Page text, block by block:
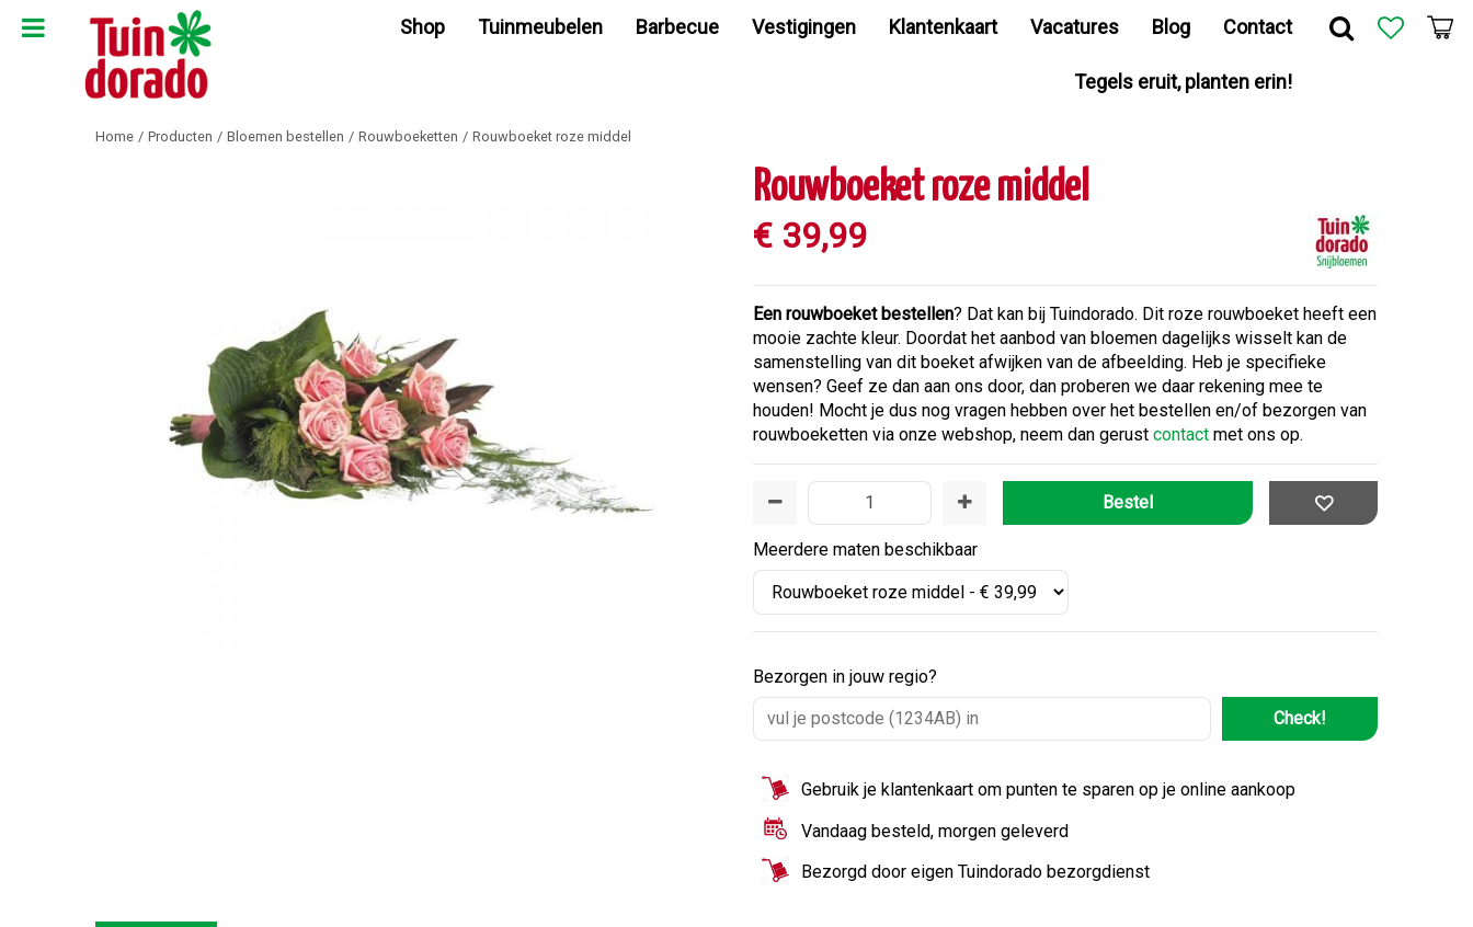
naar
Home Producten Bloemen bestellen Rouwboeketten Rouwboeket roze middel
Shop Tuinmeubelen Barbecue Vestigingen Klantenkaart Vacatures Blog Contact
Tegels eruit, planten erin!
Rouwboeket roze middel
€ 39,99
Een rouwboeket bestellen? Dat kan bij Tuindorado. Dit roze rouwboeket heeft een
mooie zachte kleur. Doordat het aanbod van bloemen dagelijks wisselt kan de
samenstelling van dit boeket afwijken van de afbeelding. Heb je specifieke
wensen? Geef ze dan aan ons door, dan proberen we daar rekening mee te
houden! Mocht je dus nog vragen hebben over het bestellen en/of bezorgen van
rouwboeketten via onze webshop, neem dan gerust contact met ons op.
Meerdere maten beschikbaar
Bezorgen in jouw regio?
Check!
Gebruik je klantenkaart om punten te sparen op je online aankoop
Vandaag besteld, morgen geleverd
Bezorgd door eigen Tuindorado bezorgdienst